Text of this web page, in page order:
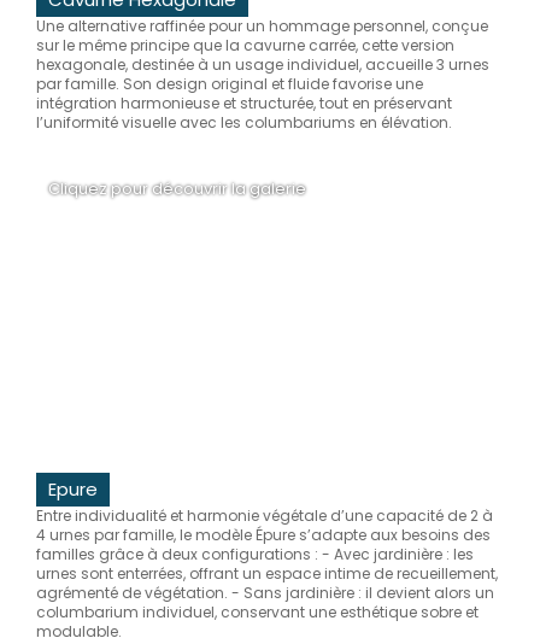
Une alternative raffinée pour un hommage personnel, conçue
sur le même principe que la cavurne carrée, cette version
hexagonale, destinée à un usage individuel, accueille 3 urnes
par famille. Son design original et fluide favorise une
intégration harmonieuse et structurée, tout en préservant
l’uniformité visuelle avec les columbariums en élévation.
Cliquez pour découvrir la galerie
Epure
Entre individualité et harmonie végétale d’une capacité de 2 à
4 urnes par famille, le modèle Épure s’adapte aux besoins des
familles grâce à deux configurations : - Avec jardinière : les
urnes sont enterrées, offrant un espace intime de recueillement,
agrémenté de végétation. - Sans jardinière : il devient alors un
columbarium individuel, conservant une esthétique sobre et
modulable.